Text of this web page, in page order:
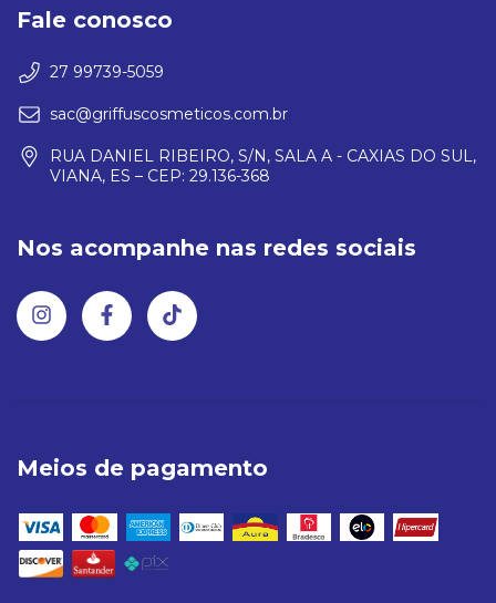
Fale conosco
27 99739-5059
sac@griffuscosmeticos.com.br
RUA DANIEL RIBEIRO, S/N, SALA A - CAXIAS DO SUL,
VIANA, ES – CEP: 29.136-368
Nos acompanhe nas redes sociais
Meios de pagamento